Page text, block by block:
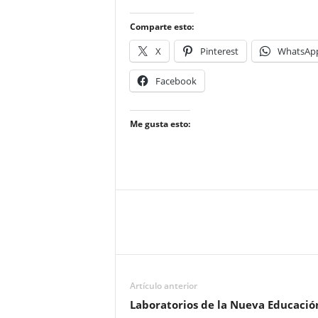
Comparte esto:
X Pinterest
Facebook
Me gusta esto:
Artículo anterior
Laboratorios de la Nueva